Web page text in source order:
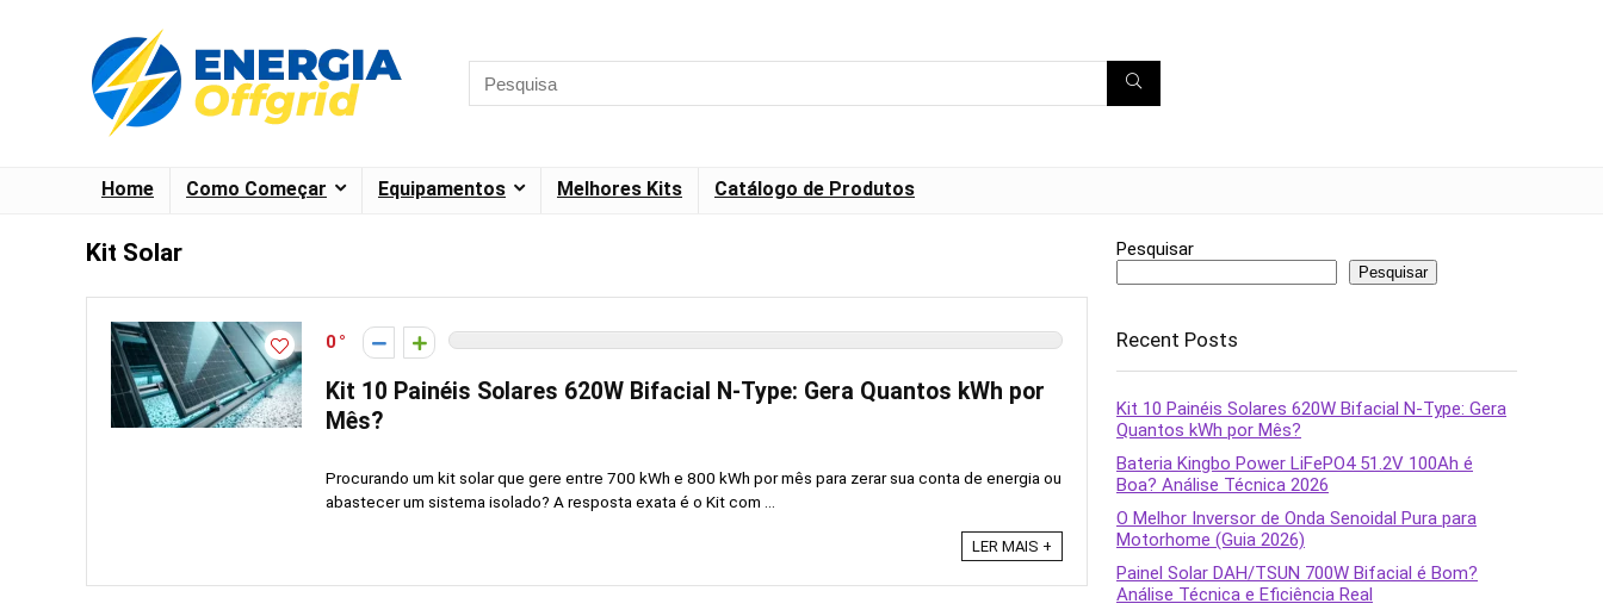
Home Como Começar Equipamentos Melhores Kits Catálogo de Produtos
Kit Solar
0
Kit 10 Painéis Solares 620W Bifacial N-Type: Gera Quantos kWh por
Mês?
Procurando um kit solar que gere entre 700 kWh e 800 kWh por mês para zerar sua conta de energia ou
abastecer um sistema isolado? A resposta exata é o Kit com ...
LER MAIS +
Pesquisar
Pesquisar
Recent Posts
Kit 10 Painéis Solares 620W Bifacial N-Type: Gera
Quantos kWh por Mês?
Bateria Kingbo Power LiFePO4 51.2V 100Ah é
Boa? Análise Técnica 2026
O Melhor Inversor de Onda Senoidal Pura para
Motorhome (Guia 2026)
Painel Solar DAH/TSUN 700W Bifacial é Bom?
Análise Técnica e Eficiência Real